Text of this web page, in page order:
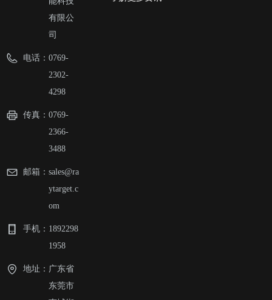
有限公
司
电话： 0769-
2302-
4298
传真： 0769-
2366-
3488
邮箱： sales@ra
ytarget.c
om
手机： 1892298
1958
地址： 广东省
东莞市